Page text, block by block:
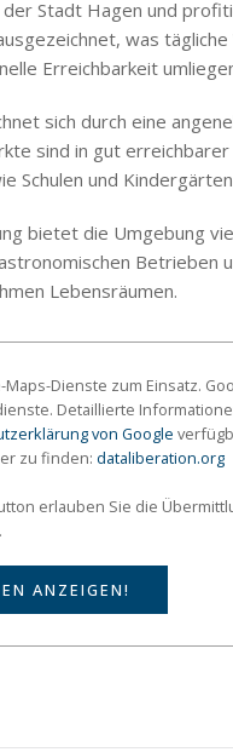
Stadt Hagen und
was
Erreichbarkeit
sich durch eine
sind in gut
Schulen und
bietet die Umgebung
Lebensräumen.
Dienste zum Einsatz.
Detaillierte
von Google
zu finden: dataliberation.org
erlauben Sie die
ANZEIGEN!